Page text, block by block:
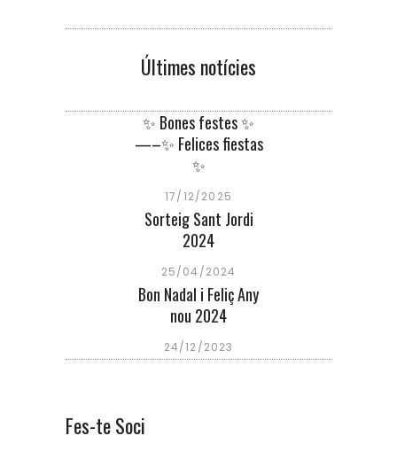
Últimes notícies
✨ Bones festes ✨
—–✨ Felices fiestas
✨
17/12/2025
Sorteig Sant Jordi
2024
25/04/2024
Bon Nadal i Feliç Any
nou 2024
24/12/2023
Fes-te Soci